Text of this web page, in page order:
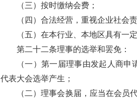
（三）按时缴纳会费；
（四）合法经营，重视企业社会
（五）在本行业、本地区具有一
第二十二条理事的选举和罢免：
（一）第一届理事由发起人商
代表大会选举产生；
（二）理事会换届，应当在会员